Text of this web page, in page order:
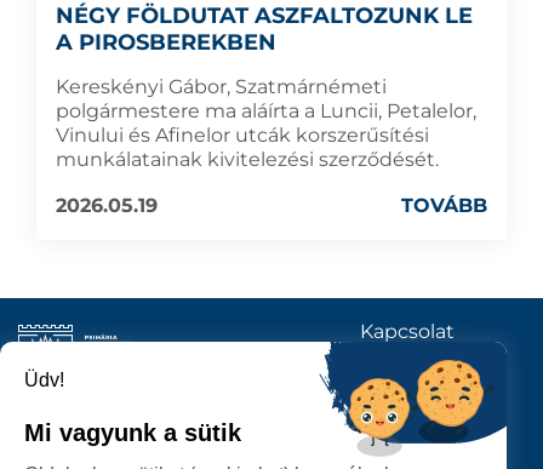
NÉGY FÖLDUTAT ASZFALTOZUNK LE
A PIROSBEREKBEN
Kereskényi Gábor, Szatmárnémeti
polgármestere ma aláírta a Luncii, Petalelor,
Vinului és Afinelor utcák korszerűsítési
munkálatainak kivitelezési szerződését.
2026.05.19
TOVÁBB
Kapcsolat
KÖVESSENEK
Üdv!
Mi vagyunk a sütik